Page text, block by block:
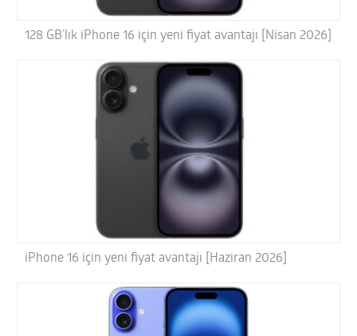
128 GB’lık iPhone 16 için yeni fiyat avantajı [Nisan 2026]
iPhone 16 için yeni fiyat avantajı [Haziran 2026]